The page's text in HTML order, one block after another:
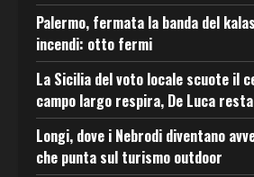
Palermo, fermata la banda del
incendi: otto fermi
La Sicilia del voto locale scuote il
campo largo respira, De Luca
Longi, dove i Nebrodi diventano
che punta sul turismo outdoor